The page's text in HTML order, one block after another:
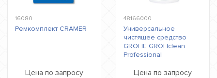
16080
Ремкомплект CRAMER
Цена по запросу
48166000
Универсальное
чистящее средство
GROHE GROHclean
Professional
Цена по запросу